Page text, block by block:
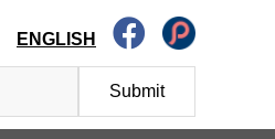
ENGLISH
Submit